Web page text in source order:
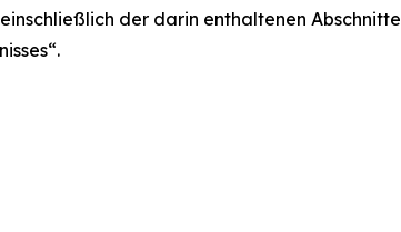
der darin enthaltenen